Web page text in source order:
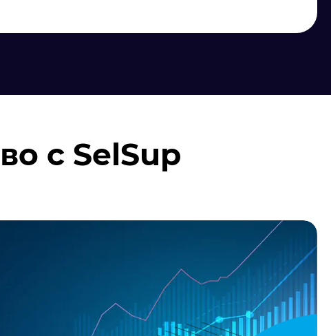
с SelSup
Вам
SelSup
стороне